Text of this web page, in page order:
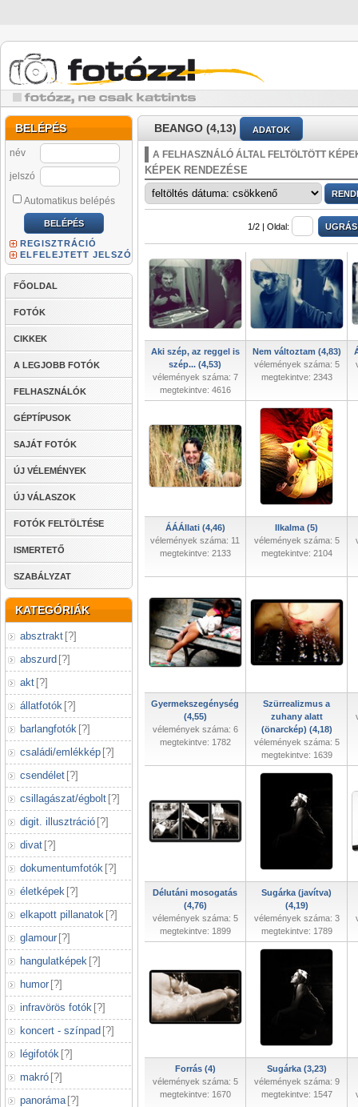
BELÉPÉS
név
jelszó
Automatikus belépés
REGISZTRÁCIÓ
ELFELEJTETT JELSZÓ
FŐOLDAL
FOTÓK
CIKKEK
A LEGJOBB FOTÓK
FELHASZNÁLÓK
GÉPTÍPUSOK
SAJÁT FOTÓK
ÚJ VÉLEMÉNYEK
ÚJ VÁLASZOK
FOTÓK FELTÖLTÉSE
ISMERTETŐ
SZABÁLYZAT
KATEGÓRIÁK
absztrakt [?]
abszurd [?]
akt [?]
állatfotók [?]
barlangfotók [?]
családi/emlékkép [?]
csendélet [?]
csillagászat/égbolt [?]
digit. illusztráció [?]
divat [?]
dokumentumfotók [?]
életképek [?]
elkapott pillanatok [?]
glamour [?]
hangulatképek [?]
humor [?]
infravörös fotók [?]
koncert - színpad [?]
légifotók [?]
makró [?]
panoráma [?]
BEANGO (4,13) ADATOK
A FELHASZNÁLÓ ÁLTAL FELTÖLTÖTT
KÉPEK RENDEZÉSE
1/2 | Oldal:
Aki szép, az reggel is
szép... (4,53)
vélemények száma: 7
megtekintve: 4616
Nem változtam (4,83)
vélemények száma: 5
megtekintve: 2343
ÁÁÁllati (4,46)
vélemények száma: 11
megtekintve: 2133
Ilkalma (5)
vélemények száma: 5
megtekintve: 2104
Gyermekszegénység
(4,55)
vélemények száma: 6
megtekintve: 1782
Szürrealizmus a
zuhany alatt
(önarckép) (4,18)
vélemények száma: 5
megtekintve: 1639
Délutáni mosogatás
(4,76)
vélemények száma: 5
megtekintve: 1899
Sugárka (javítva)
(4,19)
vélemények száma: 3
megtekintve: 1789
Forrás (4)
vélemények száma: 5
megtekintve: 1670
Sugárka (3,23)
vélemények száma: 9
megtekintve: 1547